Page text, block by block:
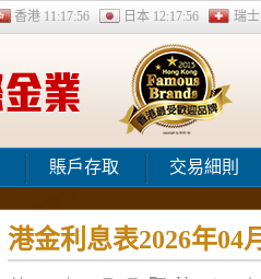
香港 11:17:57 日本 12:17:57 瑞
賬戶存取 交易細則
港金利息表2026年04